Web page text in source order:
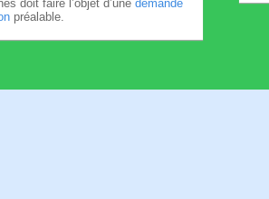
doit faire l’objet d’une demande
préalable.